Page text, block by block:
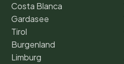
Costa Blanca
Gardasee
Tirol
Burgenland
Limburg